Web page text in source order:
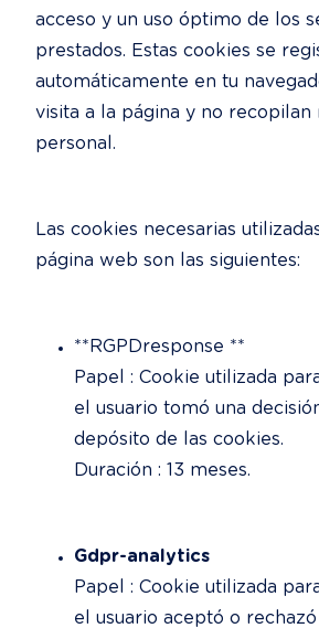
acceso y un uso óptimo de los
prestados. Estas cookies se
automáticamente en tu
visita a la página y no recopilan
personal.
Las cookies necesarias
página web son las siguientes:
**RGPDresponse **
Papel : Cookie utilizada
el usuario tomó una
depósito de las cookies.
Duración : 13 meses.
Gdpr-analytics
Papel : Cookie utilizada
el usuario aceptó o